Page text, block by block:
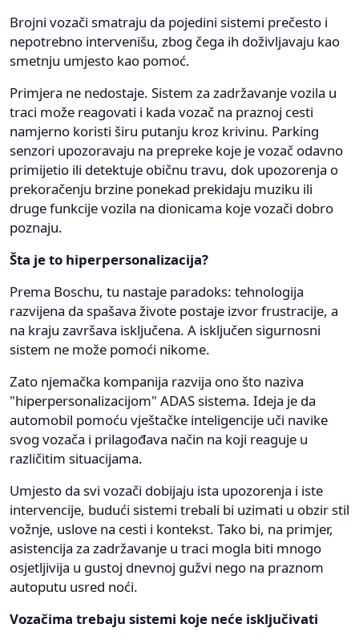
Brojni vozači smatraju da pojedini sistemi prečesto i
nepotrebno intervenišu, zbog čega ih doživljavaju kao
smetnju umjesto kao pomoć.
Primjera ne nedostaje. Sistem za zadržavanje vozila u
traci može reagovati i kada vozač na praznoj cesti
namjerno koristi širu putanju kroz krivinu. Parking
senzori upozoravaju na prepreke koje je vozač odavno
primijetio ili detektuje običnu travu, dok upozorenja o
prekoračenju brzine ponekad prekidaju muziku ili
druge funkcije vozila na dionicama koje vozači dobro
poznaju.
Šta je to hiperpersonalizacija?
Prema Boschu, tu nastaje paradoks: tehnologija
razvijena da spašava živote postaje izvor frustracije, a
na kraju završava isključena. A isključen sigurnosni
sistem ne može pomoći nikome.
Zato njemačka kompanija razvija ono što naziva
"hiperpersonalizacijom" ADAS sistema. Ideja je da
automobil pomoću vještačke inteligencije uči navike
svog vozača i prilagođava način na koji reaguje u
različitim situacijama.
Umjesto da svi vozači dobijaju ista upozorenja i iste
intervencije, budući sistemi trebali bi uzimati u obzir stil
vožnje, uslove na cesti i kontekst. Tako bi, na primjer,
asistencija za zadržavanje u traci mogla biti mnogo
osjetljivija u gustoj dnevnoj gužvi nego na praznom
autoputu usred noći.
Vozačima trebaju sistemi koje neće isključivati